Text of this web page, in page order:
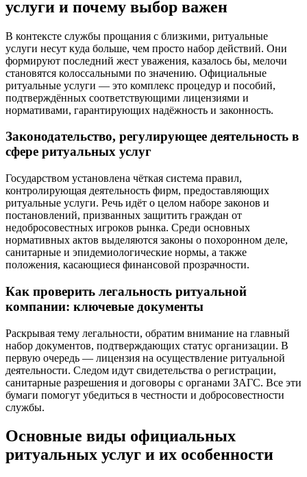
услуги и почему выбор важен
В контексте службы прощания с близкими, ритуальные
услуги несут куда больше, чем просто набор действий. Они
формируют последний жест уважения, казалось бы, мелочи
становятся колоссальными по значению. Официальные
ритуальные услуги — это комплекс процедур и пособий,
подтверждённых соответствующими лицензиями и
нормативами, гарантирующих надёжность и законность.
Законодательство, регулирующее деятельность в
сфере ритуальных услуг
Государством установлена чёткая система правил,
контролирующая деятельность фирм, предоставляющих
ритуальные услуги. Речь идёт о целом наборе законов и
постановлений, призванных защитить граждан от
недобросовестных игроков рынка. Среди основных
нормативных актов выделяются законы о похоронном деле,
санитарные и эпидемиологические нормы, а также
положения, касающиеся финансовой прозрачности.
Как проверить легальность ритуальной
компании: ключевые документы
Раскрывая тему легальности, обратим внимание на главный
набор документов, подтверждающих статус организации. В
первую очередь — лицензия на осуществление ритуальной
деятельности. Следом идут свидетельства о регистрации,
санитарные разрешения и договоры с органами ЗАГС. Все эти
бумаги помогут убедиться в честности и добросовестности
службы.
Основные виды официальных
ритуальных услуг и их особенности